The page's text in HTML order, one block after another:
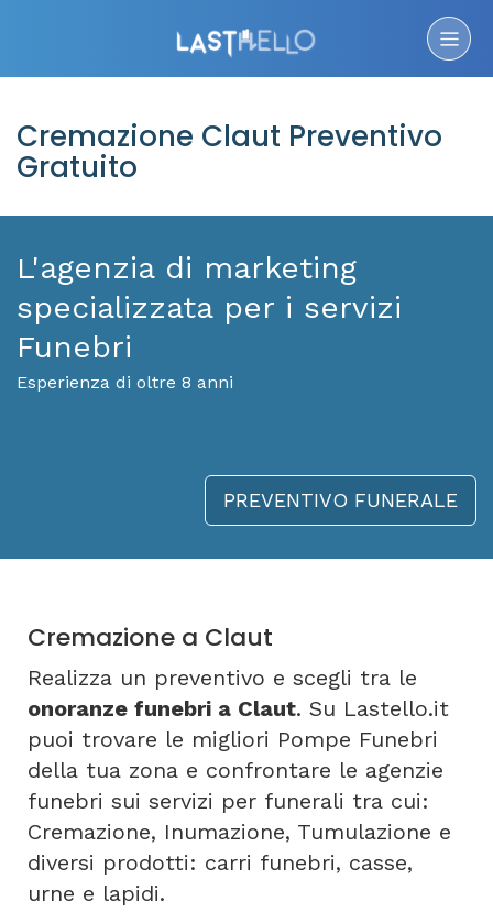
Cremazione Claut Preventivo
Gratuito
L'agenzia di marketing
specializzata per i servizi
Funebri
Esperienza di oltre 8 anni
PREVENTIVO FUNERALE
Cremazione a Claut
Realizza un preventivo e scegli tra le
onoranze funebri a Claut. Su Lastello.it
puoi trovare le migliori Pompe Funebri
della tua zona e confrontare le agenzie
funebri sui servizi per funerali tra cui:
Cremazione, Inumazione, Tumulazione e
diversi prodotti: carri funebri, casse,
urne e lapidi.